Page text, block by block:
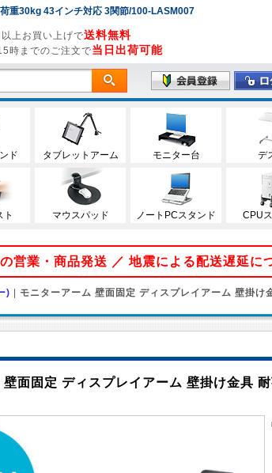
重30kg 43インチ対応 3関節/100-LASM007
上お買い上げで送料無料
時までのご注文で当日出荷可能
ド タブレットアーム モニター台 デ
ト マウスパッド ノートPCスタンド CPU
営業・商品発送 ／ 地震による配送遅延に
) | モニターアーム 壁面固定 ディスプレイアーム 壁掛
壁面固定 ディスプレイアーム 壁掛け金具